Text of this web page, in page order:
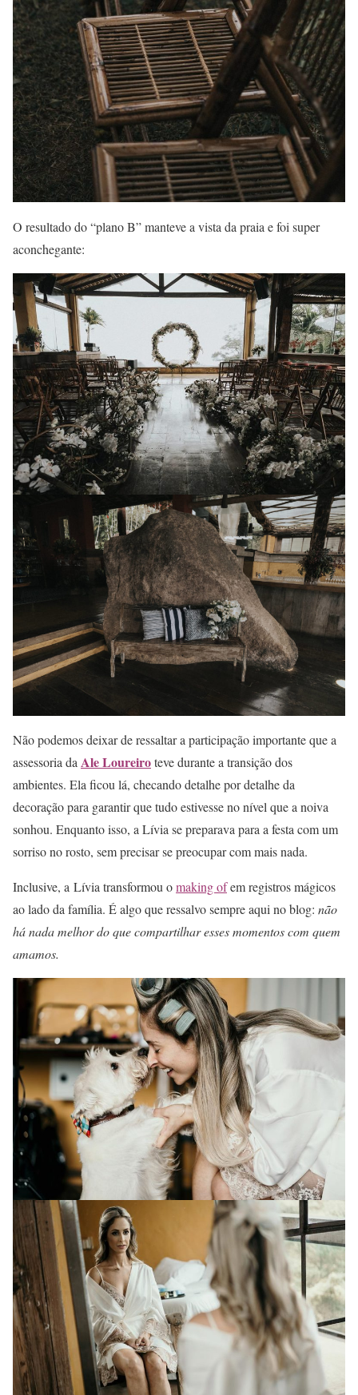
O resultado do “plano B” manteve a vista da praia e foi super
aconchegante:
Não podemos deixar de ressaltar a participação importante que a
assessoria daAle Loureiroteve durante a transição dos
ambientes. Ela ficou lá, checando detalhe por detalhe da
decoração para garantir que tudo estivesse no nível que a noiva
sonhou. Enquanto isso, a Lívia se preparava para a festa com um
sorriso no rosto, sem precisar se preocupar com mais nada.
Inclusive, a Lívia transformou omaking ofem registros mágicos
ao lado da família. É algo que ressalvo sempre aqui no blog: não
há nada melhor do que compartilhar esses momentos com quem
amamos.